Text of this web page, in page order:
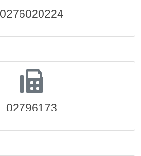
0276020224
02796173